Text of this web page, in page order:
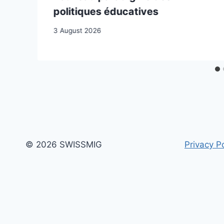
politiques éducatives
3 August 2026
© 2026 SWISSMIG Privacy